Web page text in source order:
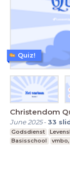
Christendom
June 2025-33
Godsdienst
Basisschool
Quiz!